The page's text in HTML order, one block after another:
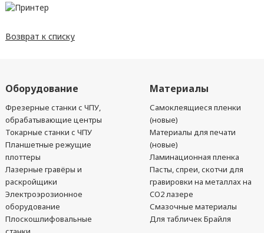
Возврат к списку
Оборудование
Фрезерные станки с ЧПУ,
обрабатывающие центры
Токарные станки с ЧПУ
Планшетные режущие
плоттеры
Лазерные гравёры и
раскройщики
Электроэрозионное
оборудование
Плоскошлифовальные
Материалы
Самоклеящиеся пленки
(новые)
Материалы для печати
(новые)
Ламинационная пленка
Пасты, спреи, скотчи для
гравировки на металлах на
CO2 лазере
Смазочные материалы
Для табличек Брайля